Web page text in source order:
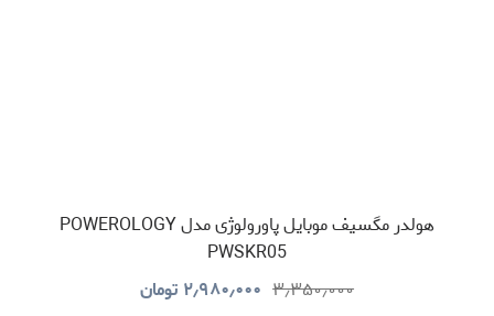
هولدر مگسیف موبایل پاورولوژی مدل POWEROLOGY
PWSKR05
۳٫۳۵۰٫۰۰۰ ۲٫۹۸۰٫۰۰۰ تومان